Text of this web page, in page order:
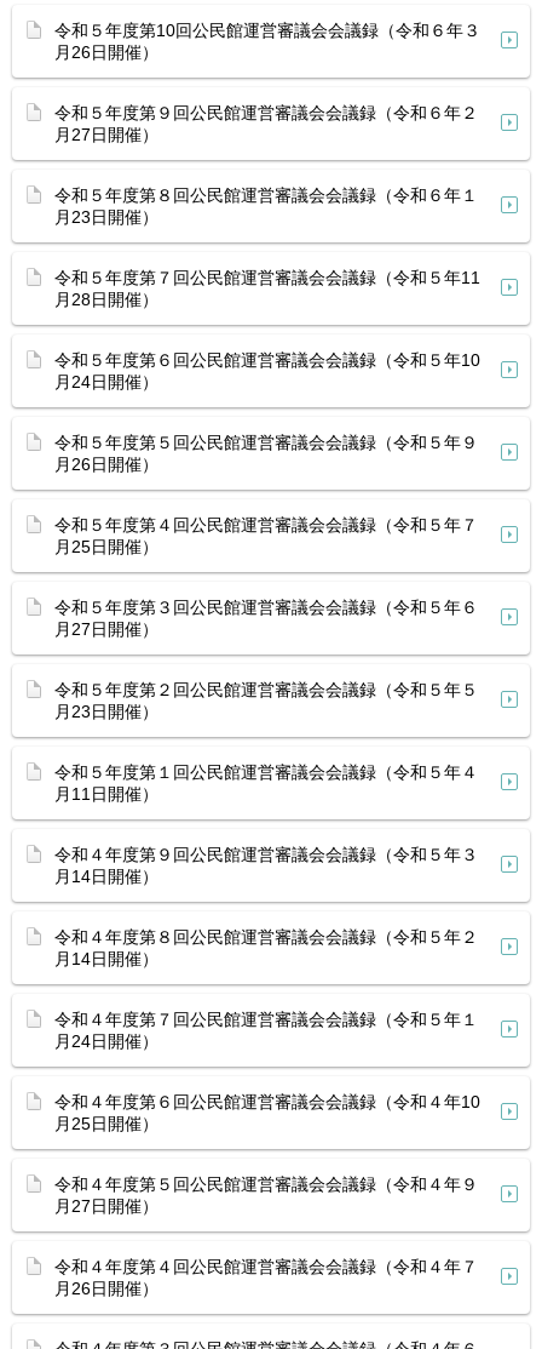
令和５年度第10回公民館運営審議会会議録（令和６年３
月26日開催）
令和５年度第９回公民館運営審議会会議録（令和６年２
月27日開催）
令和５年度第８回公民館運営審議会会議録（令和６年１
月23日開催）
令和５年度第７回公民館運営審議会会議録（令和５年11
月28日開催）
令和５年度第６回公民館運営審議会会議録（令和５年10
月24日開催）
令和５年度第５回公民館運営審議会会議録（令和５年９
月26日開催）
令和５年度第４回公民館運営審議会会議録（令和５年７
月25日開催）
令和５年度第３回公民館運営審議会会議録（令和５年６
月27日開催）
令和５年度第２回公民館運営審議会会議録（令和５年５
月23日開催）
令和５年度第１回公民館運営審議会会議録（令和５年４
月11日開催）
令和４年度第９回公民館運営審議会会議録（令和５年３
月14日開催）
令和４年度第８回公民館運営審議会会議録（令和５年２
月14日開催）
令和４年度第７回公民館運営審議会会議録（令和５年１
月24日開催）
令和４年度第６回公民館運営審議会会議録（令和４年10
月25日開催）
令和４年度第５回公民館運営審議会会議録（令和４年９
月27日開催）
令和４年度第４回公民館運営審議会会議録（令和４年７
月26日開催）